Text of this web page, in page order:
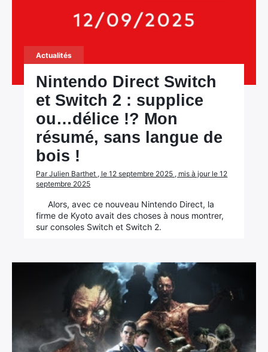
Actualités
Nintendo Direct Switch
et Switch 2 : supplice
ou…délice !? Mon
résumé, sans langue de
bois !
Par Julien Barthet , le 12 septembre 2025 , mis à jour le 12
septembre 2025
Alors, avec ce nouveau Nintendo Direct, la
firme de Kyoto avait des choses à nous montrer,
sur consoles Switch et Switch 2.